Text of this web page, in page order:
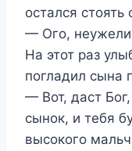
остался
— Ого, неужели
На этот раз
погладил сына
— Вот, даст
сынок, и тебя
высокого